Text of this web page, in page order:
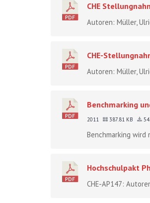
CHE
Autoren: Müller,
CHE-
Autoren: Müller,
Benchmarking
2011
387.81 KB
Benchmarking
Hochschulpakt
CHE-AP147: